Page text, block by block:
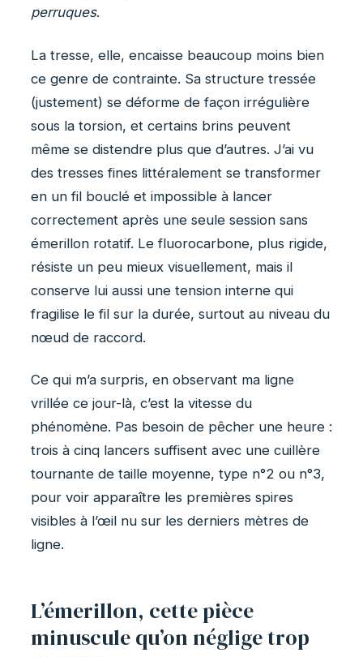
perruques.
La tresse, elle, encaisse beaucoup moins bien
ce genre de contrainte. Sa structure tressée
(justement) se déforme de façon irrégulière
sous la torsion, et certains brins peuvent
même se distendre plus que d’autres. J’ai vu
des tresses fines littéralement se transformer
en un fil bouclé et impossible à lancer
correctement après une seule session sans
émerillon rotatif. Le fluorocarbone, plus rigide,
résiste un peu mieux visuellement, mais il
conserve lui aussi une tension interne qui
fragilise le fil sur la durée, surtout au niveau du
nœud de raccord.
Ce qui m’a surpris, en observant ma ligne
vrillée ce jour-là, c’est la vitesse du
phénomène. Pas besoin de pêcher une heure :
trois à cinq lancers suffisent avec une cuillère
tournante de taille moyenne, type n°2 ou n°3,
pour voir apparaître les premières spires
visibles à l’œil nu sur les derniers mètres de
ligne.
L’émerillon, cette pièce
minuscule qu’on néglige trop